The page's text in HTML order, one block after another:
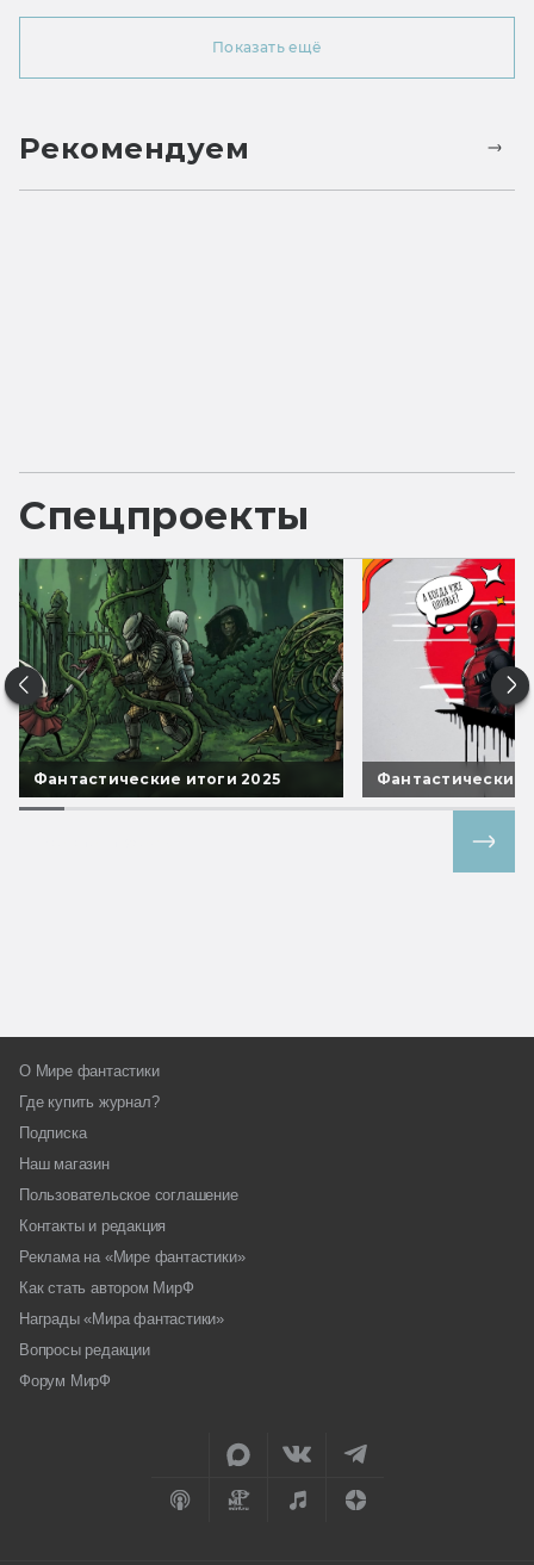
Показать ещё
Рекомендуем
Спецпроекты
Фантастические итоги 2025 Фантастические
О Мире фантастики
Где купить журнал?
Подписка
Наш магазин
Пользовательское соглашение
Контакты и редакция
Реклама на «Мире фантастики»
Как стать автором МирФ
Награды «Мира фантастики»
Вопросы редакции
Форум МирФ